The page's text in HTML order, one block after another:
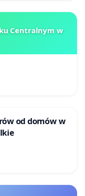
Centralnym w
od domów w